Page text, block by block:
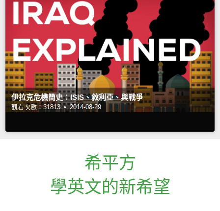
伊拉克危機簡史：ISIS、敘利亞、與戰爭
觀看次數：31813 • 2014-08-29
希平方
學英文的新希望